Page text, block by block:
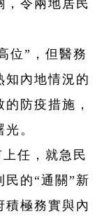
，令兩地居民
位”，但醫務
知內地情況的
防疫措施，
。
任，就急民
民的“通關”新
積極務實與內